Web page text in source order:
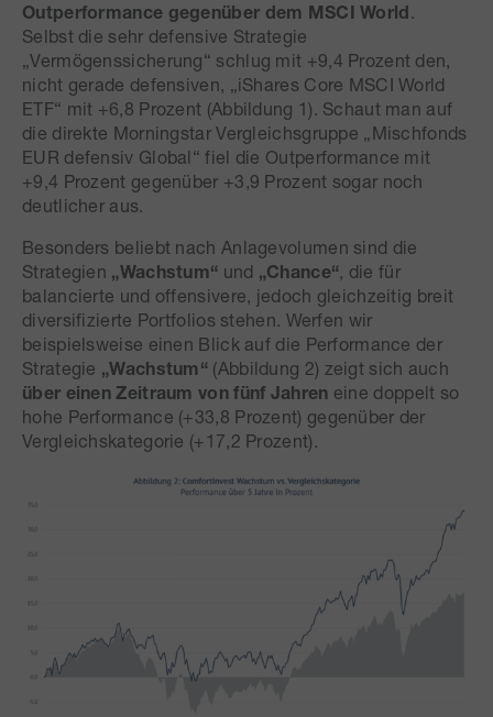
Outperformance gegenüber dem MSCI World.
Selbst die sehr defensive Strategie
„Vermögenssicherung“ schlug mit +9,4 Prozent den,
nicht gerade defensiven, „iShares Core MSCI World
ETF“ mit +6,8 Prozent (Abbildung 1). Schaut man auf
die direkte Morningstar Vergleichsgruppe „Mischfonds
EUR defensiv Global“ fiel die Outperformance mit
+9,4 Prozent gegenüber +3,9 Prozent sogar noch
deutlicher aus.
Besonders beliebt nach Anlagevolumen sind die
Strategien „Wachstum“ und „Chance“, die für
balancierte und offensivere, jedoch gleichzeitig breit
diversifizierte Portfolios stehen. Werfen wir
beispielsweise einen Blick auf die Performance der
Strategie „Wachstum“ (Abbildung 2) zeigt sich auch
über einen Zeitraum von fünf Jahren eine doppelt so
hohe Performance (+33,8 Prozent) gegenüber der
Vergleichskategorie (+17,2 Prozent).